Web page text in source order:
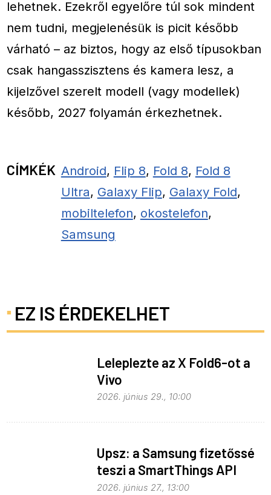
lehetnek. Ezekről egyelőre túl sok mindent
nem tudni, megjelenésük is picit később
várható – az biztos, hogy az első típusokban
csak hangasszisztens és kamera lesz, a
kijelzővel szerelt modell (vagy modellek)
később, 2027 folyamán érkezhetnek.
CÍMKÉK Android, Flip 8, Fold 8, Fold 8
Ultra, Galaxy Flip, Galaxy Fold,
mobiltelefon, okostelefon,
Samsung
EZ IS ÉRDEKELHET
Leleplezte az X Fold6-ot a
Vivo
2026. június 29., 10:00
Upsz: a Samsung fizetőssé
teszi a SmartThings API
hozzáférést
2026. június 27., 13:00